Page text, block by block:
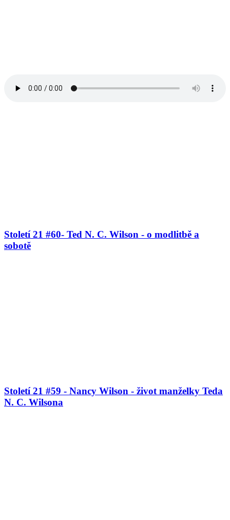
Století 21 #60- Ted N. C. Wilson - o modlitbě a
sobotě
Století 21 #59 - Nancy Wilson - život manželky Teda
N. C. Wilsona